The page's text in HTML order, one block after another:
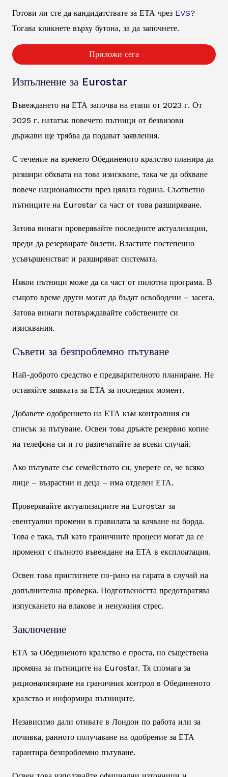
Готови ли сте да кандидатствате за ЕТА чрез EVS?
Тогава кликнете върху бутона, за да започнете.
Приложи сега
Изпълнение за Eurostar
Въвеждането на ЕТА започва на етапи от 2023 г. От
2025 г. нататък повечето пътници от безвизови
държави ще трябва да подават заявления.
С течение на времето Обединеното кралство планира да
разшири обхвата на това изискване, така че да обхване
повече националности през цялата година. Съответно
пътниците на Eurostar са част от това разширяване.
Затова винаги проверявайте последните актуализации,
преди да резервирате билети. Властите постепенно
усъвършенстват и разширяват системата.
Някои пътници може да са част от пилотна програма. В
същото време други могат да бъдат освободени – засега.
Затова винаги потвърждавайте собствените си
изисквания.
Съвети за безпроблемно пътуване
Най-доброто средство е предварителното планиране. Не
оставяйте заявката за ЕТА за последния момент.
Добавете одобрението на ЕТА към контролния си
списък за пътуване. Освен това дръжте резервно копие
на телефона си и го разпечатайте за всеки случай.
Ако пътувате със семейството си, уверете се, че всяко
лице – възрастни и деца – има отделен ЕТА.
Проверявайте актуализациите на Eurostar за
евентуални промени в правилата за качване на борда.
Това е така, тъй като граничните процеси могат да се
променят с пълното въвеждане на ЕТА в експлоатация.
Освен това пристигнете по-рано на гарата в случай на
допълнителна проверка. Подготвеността предотвратява
изпускането на влакове и ненужния стрес.
Заключение
ЕТА за Обединеното кралство е проста, но съществена
промяна за пътниците на Eurostar. Тя спомага за
рационализиране на граничния контрол в Обединеното
кралство и информира пътниците.
Независимо дали отивате в Лондон по работа или за
почивка, ранното получаване на одобрение за ЕТА
гарантира безпроблемно пътуване.